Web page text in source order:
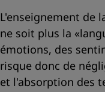
L'enseignement de
ne soit plus la
émotions, des
risque donc de
et l'absorption des